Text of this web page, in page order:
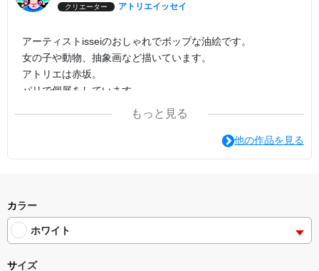
クリエーター アトリエイッセイ
アーティストisseiのおしゃれでポップな油絵です。
女の子や動物、抽象画など描いています。
アトリエは赤坂。
パリで個展をしています。
もっと見る
他の作品を見る
カラー
ホワイト
サイズ